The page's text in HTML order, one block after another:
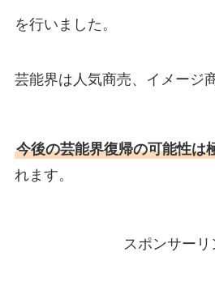
を行いました。
芸能界は人気商売、イメージ
今後の芸能界復帰の可能性は
れます。
スポンサーリ